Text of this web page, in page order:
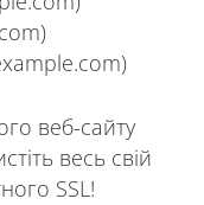
веб-сайту
весь свій
SSL!